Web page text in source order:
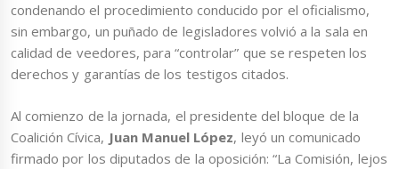
condenando el procedimiento conducido por el oficialismo,
sin embargo, un puñado de legisladores volvió a la sala en
calidad de veedores, para “controlar” que se respeten los
derechos y garantías de los testigos citados.
Al comienzo de la jornada, el presidente del bloque de la
Coalición Cívica, Juan Manuel López, leyó un comunicado
firmado por los diputados de la oposición: “La Comisión, lejos